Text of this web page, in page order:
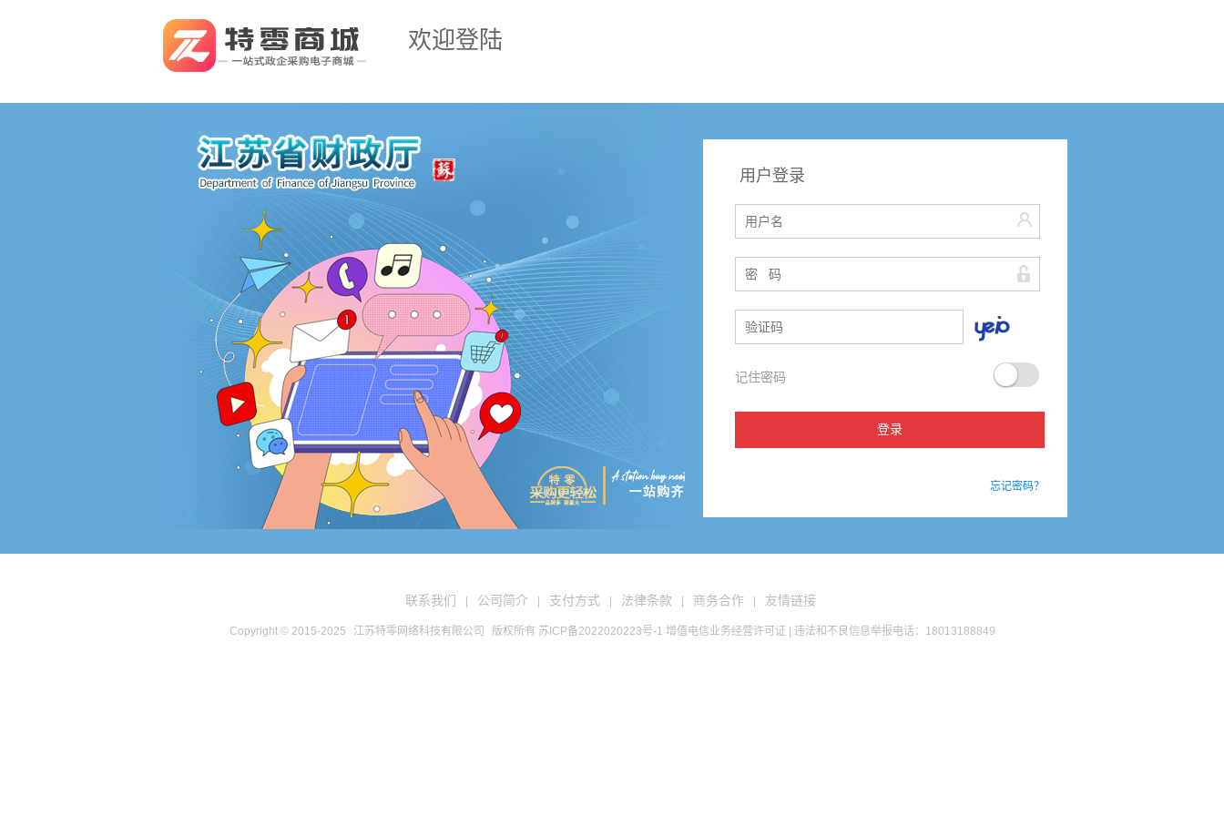
欢迎登陆
用户登录
记住密码
忘记密码？
联系我们 公司简介 支付方式 法律条款 商务合作 友情链接
Copyright © 2015-2025 江苏特零网络科技有限公司 版权所有 苏ICP备2022020223号-1 增值电信业务经营许可证 | 违法和不良信息举报电话：18013188849